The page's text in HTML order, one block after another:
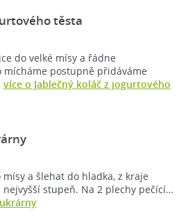
těsta
do velké mísy a řádne
mícháme postupně přidáváme
více o Jablečný koláč z jogurtového
a šlehat do hladka, z kraje
stupeň. Na 2 plechy pečící…